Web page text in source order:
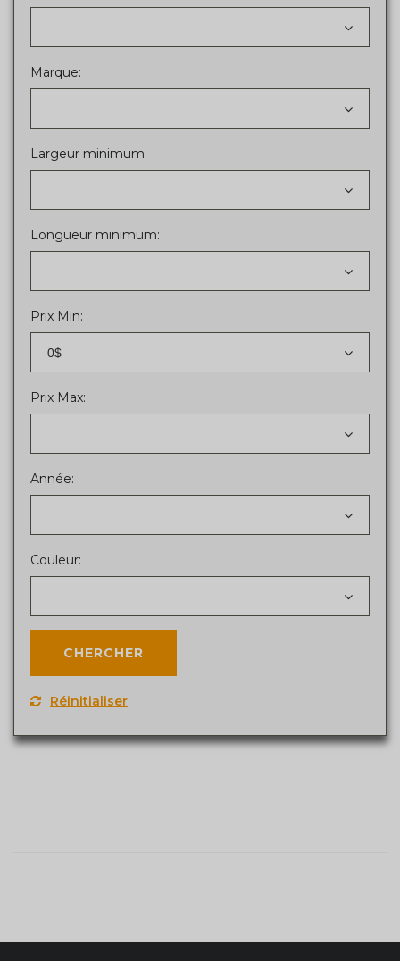
Marque:
Largeur minimum:
Longueur minimum:
Prix Min:
0$
Prix Max:
Année:
Couleur:
Réinitialiser